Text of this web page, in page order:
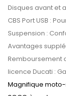
Disques avant et
CBS Port USB :
Suspension :
Avantages
Remboursement
licence Ducati :
Magnifique